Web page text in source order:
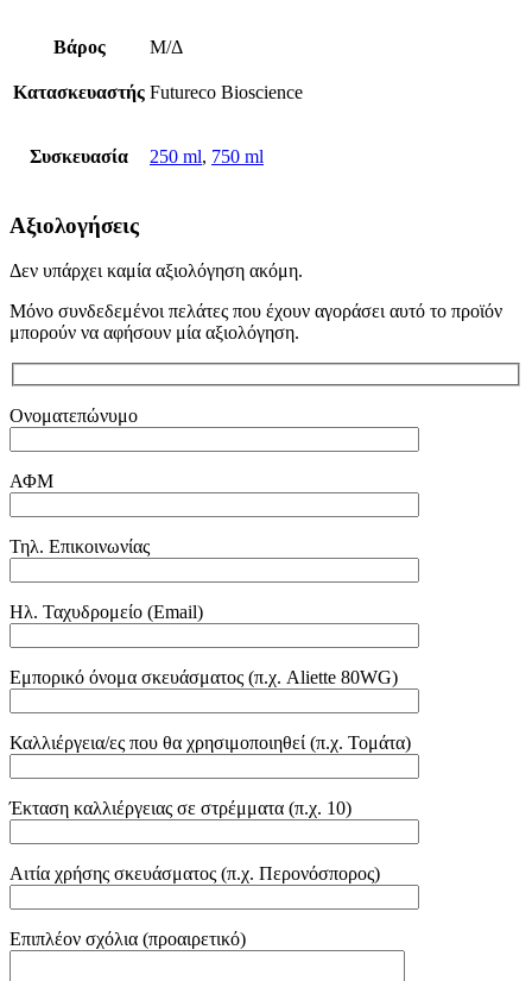
Βάρος Μ/Δ
Κατασκευαστής Futureco Bioscience
Συσκευασία 250 ml, 750 ml
Αξιολογήσεις
Δεν υπάρχει καμία αξιολόγηση ακόμη.
Μόνο συνδεδεμένοι πελάτες που έχουν αγοράσει αυτό το προϊόν
μπορούν να αφήσουν μία αξιολόγηση.
Ονοματεπώνυμο
ΑΦΜ
Τηλ. Επικοινωνίας
Ηλ. Ταχυδρομείο (Email)
Εμπορικό όνομα σκευάσματος (π.χ. Aliette 80WG)
Καλλιέργεια/ες που θα χρησιμοποιηθεί (π.χ. Τομάτα)
Έκταση καλλιέργειας σε στρέμματα (π.χ. 10)
Αιτία χρήσης σκευάσματος (π.χ. Περονόσπορος)
Επιπλέον σχόλια (προαιρετικό)